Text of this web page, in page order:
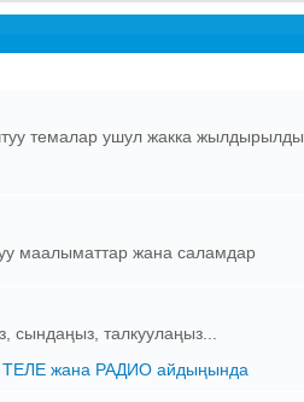
темалар ушул жакка жылдырылды
маалыматтар жана саламдар
талкуулаңыз...
ТЕЛЕ жана РАДИО айдыңында